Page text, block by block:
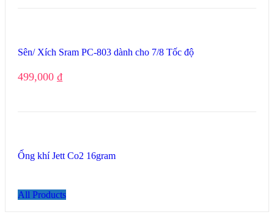
Sên/ Xích Sram PC-803 dành cho 7/8 Tốc độ
499,000 ₫
Ống khí Jett Co2 16gram
All Products